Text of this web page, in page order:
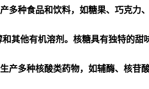
种食品和饮料，如糖果、巧克力、
其他有机溶剂。核糖具有独特的甜
产多种核酸类药物，如辅酶、核苷